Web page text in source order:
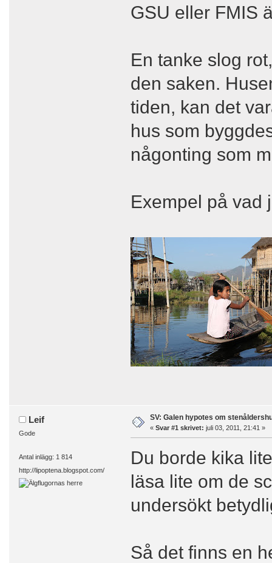
GSU eller FMIS
En tanke slog
den saken.
tiden, kan det
hus som
någonting som
Exempel på vad
Leif
Gode
Antal inlägg: 1 814
http://lipoptena.blogspot.com/
SV: Galen hypotes om
« Svar #1 skrivet: juli 03, 2011, 21:41 »
Du borde kika
läsa lite om de
undersökt
Så det finns en